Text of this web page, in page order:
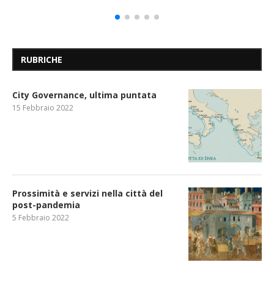
RUBRICHE
City Governance, ultima puntata
15 Febbraio 2022
Prossimità e servizi nella città del
post-pandemia
5 Febbraio 2022